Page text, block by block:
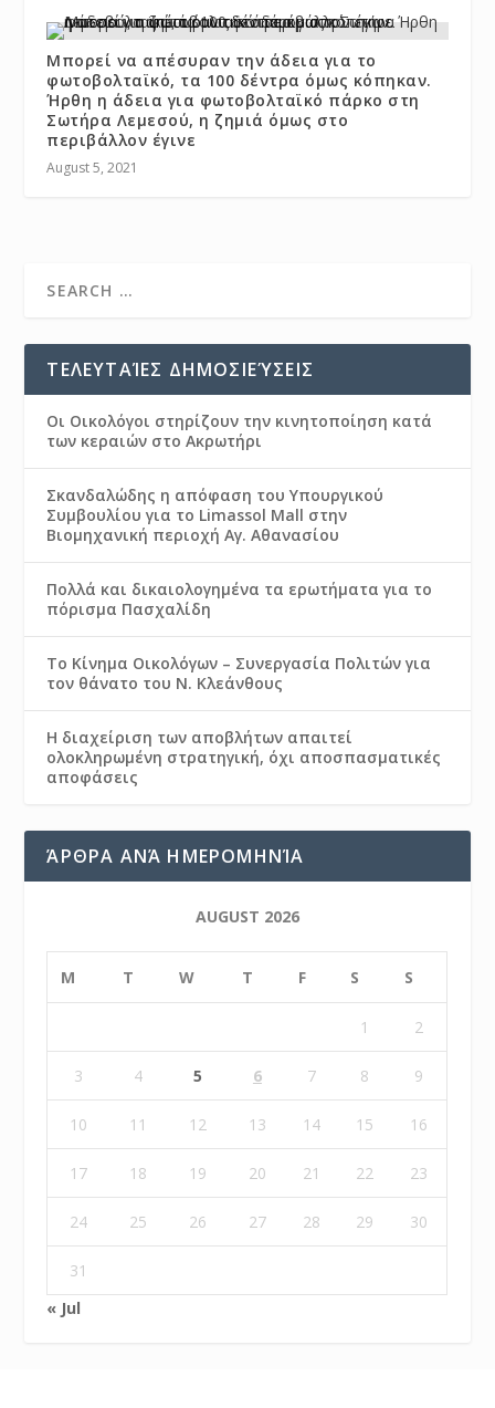
Μπορεί να απέσυραν την άδεια για το
φωτοβολταϊκό, τα 100 δέντρα όμως κόπηκαν.
Ήρθη η άδεια για φωτοβολταϊκό πάρκο στη
Σωτήρα Λεμεσού, η ζημιά όμως στο
περιβάλλον έγινε
August 5, 2021
ΤΕΛΕΥΤΑΊΕΣ ΔΗΜΟΣΙΕΎΣΕΙΣ
Οι Οικολόγοι στηρίζουν την κινητοποίηση κατά
των κεραιών στο Ακρωτήρι
Σκανδαλώδης η απόφαση του Υπουργικού
Συμβουλίου για το Limassol Mall στην
Βιομηχανική περιοχή Αγ. Αθανασίου
Πολλά και δικαιολογημένα τα ερωτήματα για το
πόρισμα Πασχαλίδη
Το Κίνημα Οικολόγων – Συνεργασία Πολιτών για
τον θάνατο του Ν. Κλεάνθους
Η διαχείριση των αποβλήτων απαιτεί
ολοκληρωμένη στρατηγική, όχι αποσπασματικές
αποφάσεις
ΆΡΘΡΑ ΑΝΆ ΗΜΕΡΟΜΗΝΊΑ
AUGUST 2026
M T W T F S S
1 2
3 4 5 6 7 8 9
10 11 12 13 14 15 16
17 18 19 20 21 22 23
24 25 26 27 28 29 30
31
« Jul